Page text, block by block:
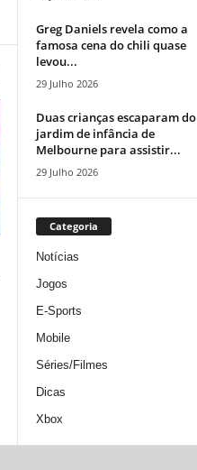
Greg Daniels revela como a
famosa cena do chili quase
levou...
29 Julho 2026
Duas crianças escaparam do
jardim de infância de
Melbourne para assistir...
29 Julho 2026
Categoria
Notícias
Jogos
E-Sports
Mobile
Séries/Filmes
Dicas
Xbox